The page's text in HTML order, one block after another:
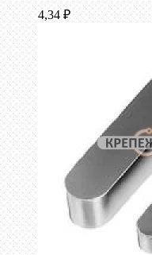
4,34 ₽